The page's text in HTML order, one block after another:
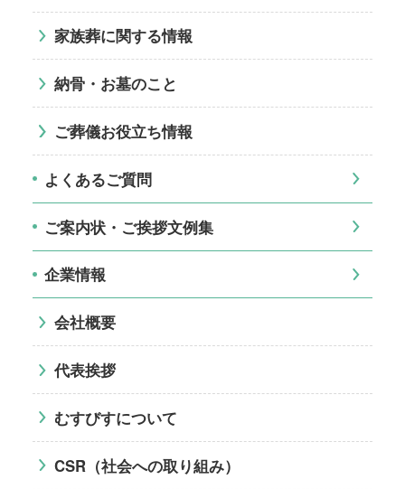
家族葬に関する情報
納骨・お墓のこと
ご葬儀お役立ち情報
よくあるご質問
ご案内状・ご挨拶文例集
企業情報
会社概要
代表挨拶
むすびすについて
CSR（社会への取り組み）